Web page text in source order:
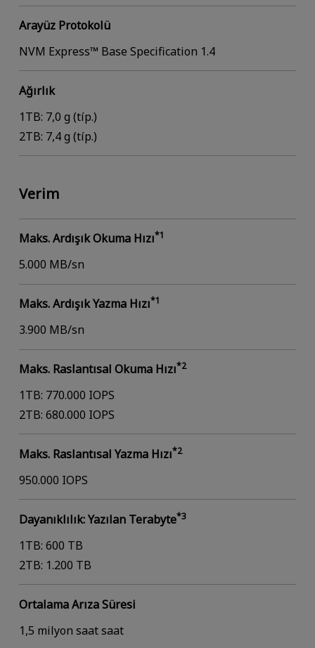
Arayüz Protokolü
NVM Express™ Base Specification 1.4
Ağırlık
1TB: 7,0 g (típ.)
2TB: 7,4 g (típ.)
Verim
Maks. Ardışık Okuma Hızı*1
5.000 MB/sn
Maks. Ardışık Yazma Hızı*1
3.900 MB/sn
Maks. Raslantısal Okuma Hızı*2
1TB: 770.000 IOPS
2TB: 680.000 IOPS
Maks. Raslantısal Yazma Hızı*2
950.000 IOPS
Dayanıklılık: Yazılan Terabyte*3
1TB: 600 TB
2TB: 1.200 TB
Ortalama Arıza Süresi
1,5 milyon saat saat